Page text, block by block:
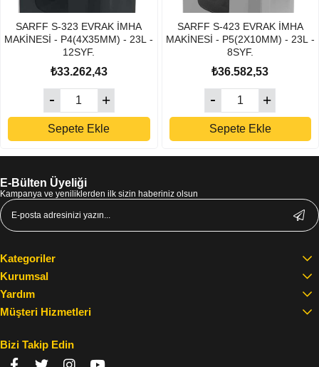
SARFF S-323 EVRAK İMHA
MAKİNESİ - P4(4X35MM) - 23L -
12SYF.
₺33.262,43
Sepete Ekle
SARFF S-423 EVRAK İMHA
MAKİNESİ - P5(2X10MM) - 23L -
8SYF.
₺36.582,53
Sepete Ekle
E-Bülten Üyeliği
Kampanya ve yeniliklerden ilk sizin haberiniz olsun
Kategoriler
Kurumsal
Yardım
Müşteri Hizmetleri
Bizi Takip Edin